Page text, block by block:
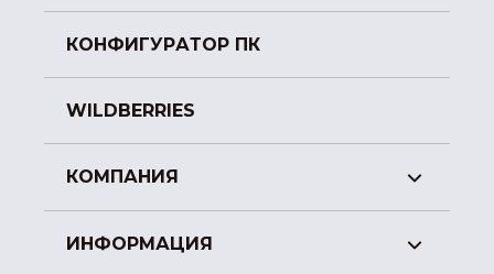
КОНФИГУРАТОР ПК
WILDBERRIES
КОМПАНИЯ
ИНФОРМАЦИЯ